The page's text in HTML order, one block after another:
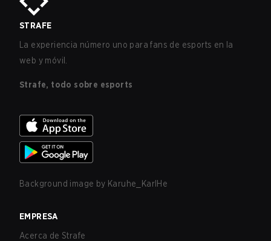
STRAFE
La experiencia número uno para fans de esports en la
web y móvil.
Strafe, todo sobre esports
Background image by Karuhe_KarlHe
EMPRESA
Acerca de Strafe